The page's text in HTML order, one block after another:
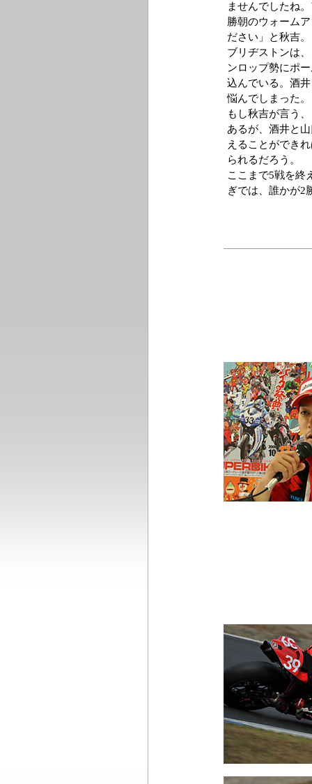
ませんでしたね
勝朝のウォーム
ださい」と秋吉。
ブリヂストンは
ンロップ勢にポ
込んでいる。酒
悩んでしまった。
もし秋吉が言う
あるが、酒井と
えることができ
られるだろう。
ここまで5戦を終
ぎでは、誰かが2